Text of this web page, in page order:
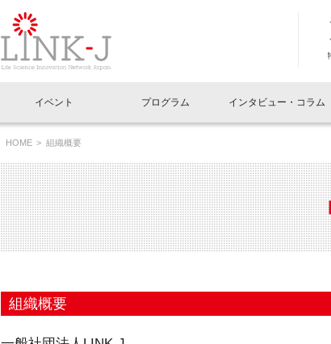
イベントお知らせメール登録
イベント
イベント一覧
LINK-J主催・共催 特別会員開催
LINK-J協賛・協力 出展・参加
プログラム
Out of Box相談室 What's
インタビュー・コラム
インタビュー・コラム一覧
スペシャルインタビュー ベンチャー
連載コラム サポーター
ニュース一覧
トピック プレスリリース
メディア情報 海外関連
協賛・協力
理事長挨拶 Why in
国内外連携 サポーター
組織概要 パンフレッ
特別会員一覧 特別会員に
専用メニューはこちら
ラウンジ・会議室 オフィス・
アクセス
HOME 組織概要
組織概要